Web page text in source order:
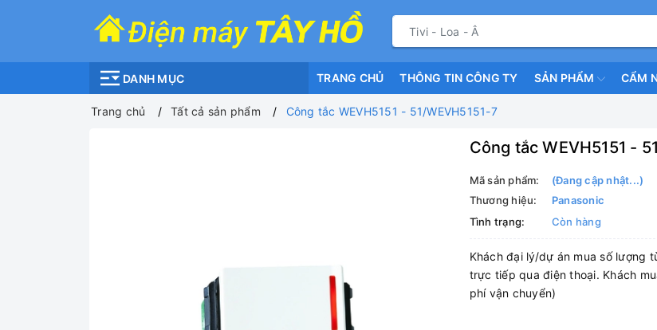
DANH MỤC TRANG CHỦ THÔNG TIN CÔNG TY SẢN PHẨM CẨM
Trang chủ Tất cả sản phẩm Công tắc WEVH5151 - 51/WEVH5151-7
Công tắc WEVH5151 -
Mã sản phẩm:
(Đang cập nhật...)
Thương hiệu:
Panasonic
Tình trạng:
Còn hàng
Khách đại lý/dự án mua số lượng
trực tiếp qua điện thoại. Khách
phí vận chuyển)